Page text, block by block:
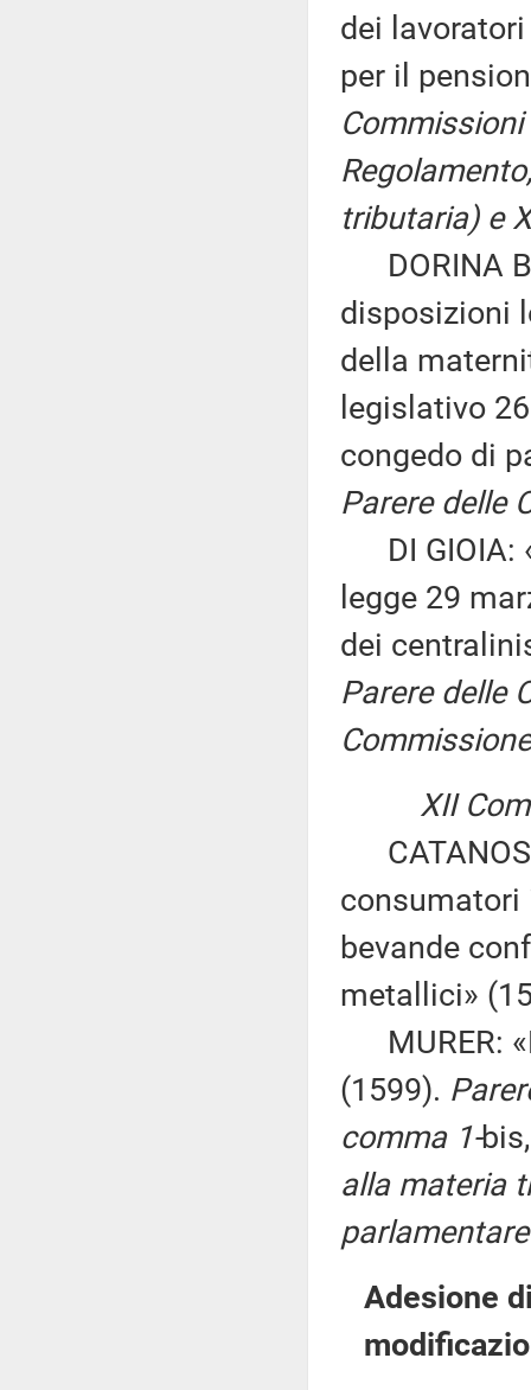
dei
per il
Commissioni
tributaria) e
DORINA
disposizioni
della
legislativo
congedo di
Parere delle
DI GIOIA:
legge 29
dei
Parere delle
XII
consumatori
bevande
metallici»
MURER:
(1599).
comma 1-
alla materia
Adesione